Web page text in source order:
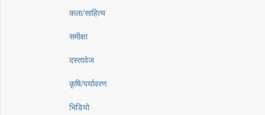
कला/साहित्य
समीक्षा
दस्तावेज
कृषि/पर्यावरण
भिडियो